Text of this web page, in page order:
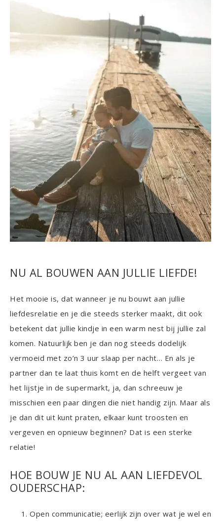
NU AL BOUWEN AAN JULLIE LIEFDE!
Het mooie is, dat wanneer je nu bouwt aan jullie
liefdesrelatie en je die steeds sterker maakt, dit ook
betekent dat jullie kindje in een warm nest bij jullie zal
komen. Natuurlijk ben je dan nog steeds dodelijk
vermoeid met zo’n 3 uur slaap per nacht… En als je
partner dan te laat thuis komt en de helft vergeet van
het lijstje in de supermarkt, ja, dan schreeuw je
misschien een paar dingen die niet handig zijn. Maar als
je dan dit uit kunt praten, elkaar kunt troosten en
vergeven en opnieuw beginnen? Dat is een sterke
relatie!
HOE BOUW JE NU AL AAN LIEFDEVOL
OUDERSCHAP:
Open communicatie; eerlijk zijn over wat je wel en